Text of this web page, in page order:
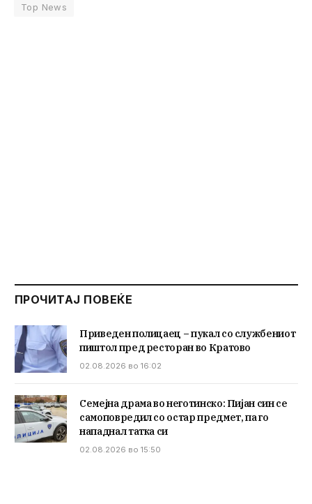
Top News
ПРОЧИТАЈ ПОВЕЌЕ
Приведен полицаец – пукал со службениот
пиштол пред ресторан во Кратово
02.08.2026 во 16:02
Семејна драма во неготинско: Пијан син се
самоповредил со остар предмет, па го
нападнал татка си
02.08.2026 во 15:50